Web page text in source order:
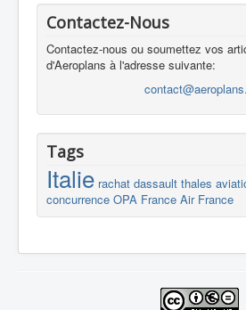
Contactez-Nous
Contactez-nous ou soumettez vos
d'Aeroplans à l'adresse suivante:
Tags
Italie rachat dassault thales
concurrence OPA France Air France